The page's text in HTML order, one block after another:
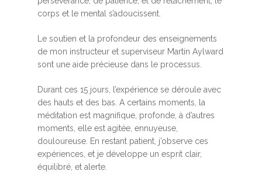
corps et le mental s’adoucissent.
Le soutien et la profondeur des enseignements
de mon instructeur et superviseur Martin Aylward
sont une aide précieuse dans le processus.
Durant ces 15 jours, l’expérience se déroule avec
des hauts et des bas. A certains moments, la
méditation est magnifique, profonde, à d’autres
moments, elle est agitée, ennuyeuse,
douloureuse. En restant patient, j’observe ces
expériences, et je développe un esprit clair,
équilibré, et alerte.